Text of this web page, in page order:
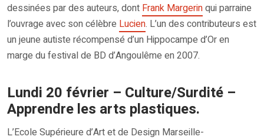
dessinées par des auteurs, dont Frank Margerinqui parraine
l’ouvrage avec son célèbre Lucien. L’un des contributeurs est
un jeune autiste récompensé d’un Hippocampe d’Or en
marge du festival de BD d’Angoulême en 2007.
Lundi 20 février – Culture/Surdité –
Apprendre les arts plastiques.
L’Ecole Supérieure d’Art et de Design Marseille-